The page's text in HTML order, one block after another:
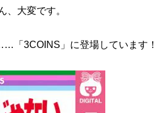
、大変です。
「3COINS」に登場しています！